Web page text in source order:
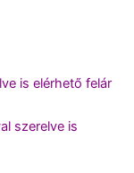
is elérhető felár
szerelve is